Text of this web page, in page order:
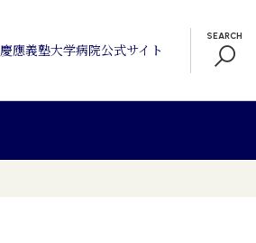
慶應義塾大学病院公式サイト
SEARCH